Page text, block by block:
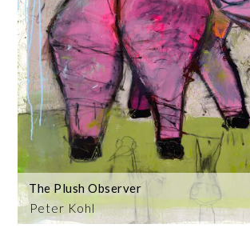
Peter Kohl
The Plush Observer